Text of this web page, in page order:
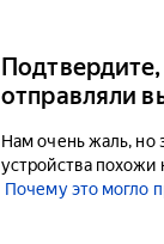
отправляли
Нам очень жаль, но
устройства похожи
Почему это могло